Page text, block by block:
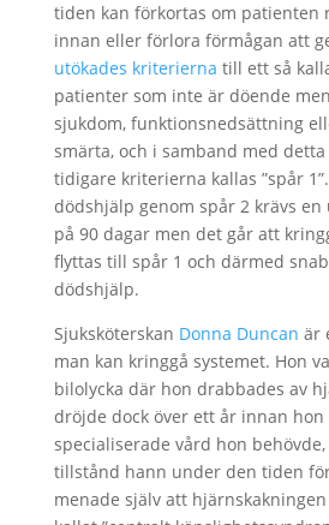
tiden kan förkortas om patienten
innan eller förlora förmågan att
utökades kriterierna till ett så
patienter som inte är döende
sjukdom, funktionsnedsättning
smärta, och i samband med
tidigare kriterierna kallas ”spår
dödshjälp genom spår 2 krävs
på 90 dagar men det går att
flyttas till spår 1 och därmed
dödshjälp.
Sjuksköterskan Donna Duncan är
man kan kringgå systemet. Hon
bilolycka där hon drabbades av
dröjde dock över ett år innan hon
specialiserade vård hon
tillstånd hann under den tiden
menade själv att